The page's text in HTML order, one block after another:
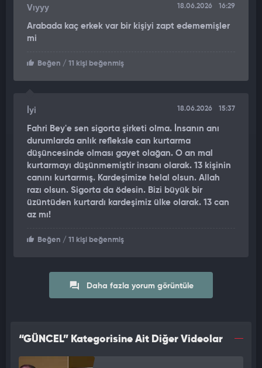
Yaşadığı korku dolu anları anlatan şoför Furkan Gök,"Şahıs
hareketler sergiliyordu. Bir anda boğazıma sarılarak saldırdı.
Aracı güvenli bir şekilde yolun kenarına çekerek yolcuları
tahliye ettim. Bu sırada sürücü koltuğuna geçen şahıs minibüsü
Olay anları ise cep telefonu kamerasına saniye saniye yansıdı.
Görüntülerde minibüsteki panik anları, sürücünün ve yolcuların
kaçmaları ile şüphelinin araçlara çarparak minibüsle kaçma
anları yer aldı.
Vıyyy 18.06.2026 16:29
Arabada kaç erkek var bir kişiyi zapt edememişler
mi
Beğen / 11 kişi beğenmiş
İyi 18.06.2026 15:37
Fahri Bey'e sen sigorta şirketi olma. İnsanın anı
durumlarda anlık refleksle can kurtarma
düşüncesinde olması gayet olağan. O an mal
kurtarmayı düşünmemiştir insanı olarak. 13 kişinin
canını kurtarmış. Kardeşimize helal olsun. Allah
razı olsun. Sigorta da ödesin. Bizi büyük bir
üzüntüden kurtardı kardeşimiz ülke olarak. 13 can
az mı!
Beğen / 11 kişi beğenmiş
Daha fazla yorum görüntüle
“GÜNCEL” Kategorisine Ait Diğer Videolar